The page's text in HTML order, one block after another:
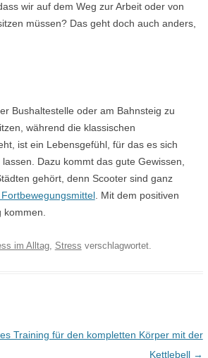
wir auf dem Weg zur Arbeit oder von
müssen? Das geht doch auch anders,
Bushaltestelle oder am Bahnsteig zu
während die klassischen
ist ein Lebensgefühl, für das es sich
Dazu kommt das gute Gewissen,
gehört, denn Scooter sind ganz
. Mit dem positiven
im Alltag, Stress verschlagwortet.
Training für den kompletten Körper mit der
Kettlebell →